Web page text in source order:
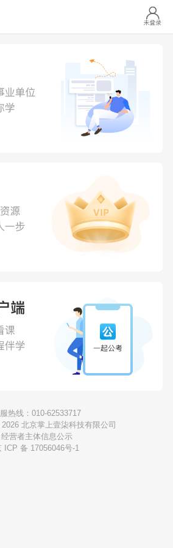
热线：010-62533717
北京掌上壹柒科技有限公司
经营者主体信息公示
ICP 备 17056046号-1